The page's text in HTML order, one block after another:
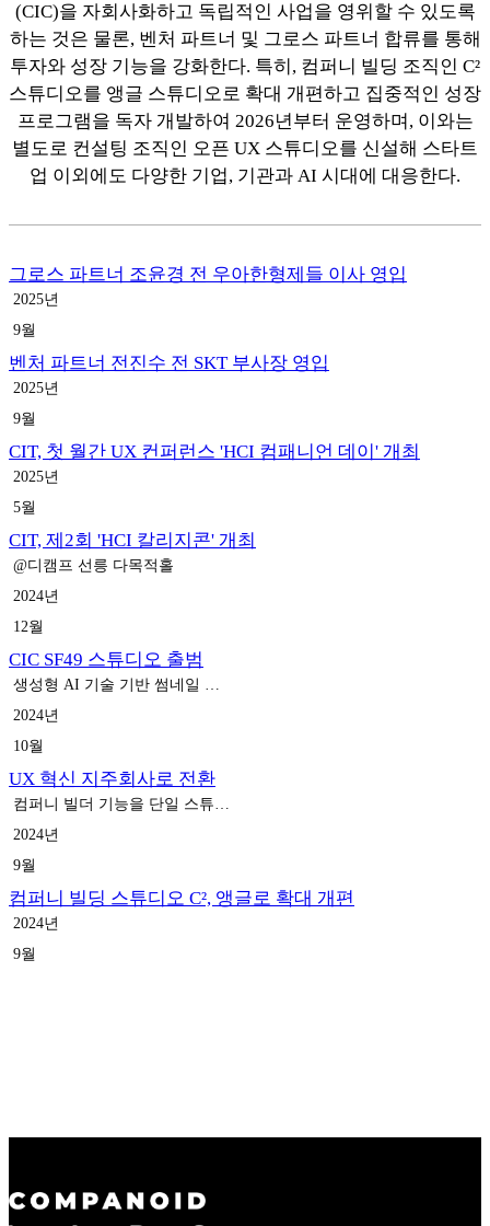
(CIC)을 자회사화하고 독립적인 사업을 영위할 수 있도록
하는 것은 물론, 벤처 파트너 및 그로스 파트너 합류를 통해
투자와 성장 기능을 강화한다. 특히, 컴퍼니 빌딩 조직인 C²
스튜디오를 앵글 스튜디오로 확대 개편하고 집중적인 성장
프로그램을 독자 개발하여 2026년부터 운영하며, 이와는
별도로 컨설팅 조직인 오픈 UX 스튜디오를 신설해 스타트
업 이외에도 다양한 기업, 기관과 AI 시대에 대응한다.
그로스 파트너 조윤경 전 우아한형제들 이사 영입
2025년
9월
벤처 파트너 전진수 전 SKT 부사장 영입
2025년
9월
CIT, 첫 월간 UX 컨퍼런스 'HCI 컴패니언 데이' 개최
2025년
5월
CIT, 제2회 'HCI 칼리지콘' 개최
@디캠프 선릉 다목적홀
2024년
12월
CIC SF49 스튜디오 출범
2024년
10월
UX 혁신 지주회사로 전환
2024년
9월
컴퍼니 빌딩 스튜디오 C², 앵글로 확대 개편
2024년
9월